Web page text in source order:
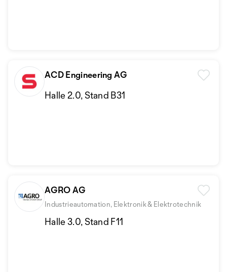
ACD Engineering AG
Halle 2.0, Stand B31
AGRO AG
Industrieautomation, Elektronik & Elektrotechnik
Halle 3.0, Stand F11